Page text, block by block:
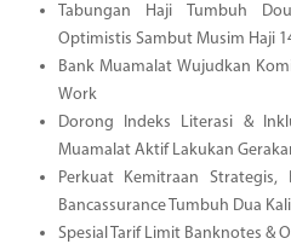
Tabungan Haji Tumbuh
Optimistis Sambut Musim Haji
Bank Muamalat Wujudkan
Work
Dorong Indeks Literasi &
Muamalat Aktif Lakukan
Perkuat Kemitraan
Bancassurance Tumbuh Dua
Spesial Tarif Limit Banknotes &